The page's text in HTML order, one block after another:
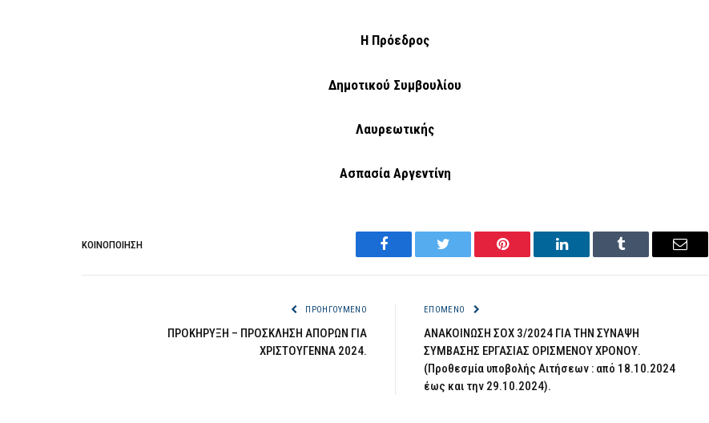
Η Πρόεδρος
Δημοτικού Συμβουλίου
Λαυρεωτικής
Ασπασία Αργεντίνη
ΚΟΙΝΟΠΟΊΗΣΗ
Facebook Twitter Pinterest LinkedIn Tumblr Email
ΠΡΟΗΓΟΎΜΕΝΟ
ΠΡΟΚΗΡΥΞΗ – ΠΡΟΣΚΛΗΣΗ ΑΠΟΡΩΝ ΓΙΑ
ΧΡΙΣΤΟΥΓΕΝΝΑ 2024.
ΕΠΌΜΕΝΟ
ΑΝΑΚΟΙΝΩΣΗ ΣΟΧ 3/2024 ΓΙΑ ΤΗΝ ΣΥΝΑΨΗ
ΣΥΜΒΑΣΗΣ ΕΡΓΑΣΙΑΣ ΟΡΙΣΜΕΝΟΥ ΧΡΟΝΟΥ.
(Προθεσμία υποβολής Αιτήσεων : από 18.10.2024
έως και την 29.10.2024).